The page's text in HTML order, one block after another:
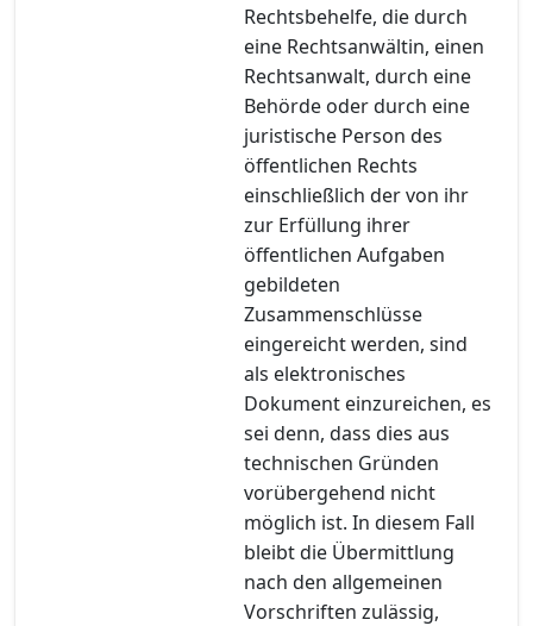
Rechtsbehelfe, die durch
eine Rechtsanwältin, einen
Rechtsanwalt, durch eine
Behörde oder durch eine
juristische Person des
öffentlichen Rechts
einschließlich der von ihr
zur Erfüllung ihrer
öffentlichen Aufgaben
gebildeten
Zusammenschlüsse
eingereicht werden, sind
als elektronisches
Dokument einzureichen, es
sei denn, dass dies aus
technischen Gründen
vorübergehend nicht
möglich ist. In diesem Fall
bleibt die Übermittlung
nach den allgemeinen
Vorschriften zulässig,